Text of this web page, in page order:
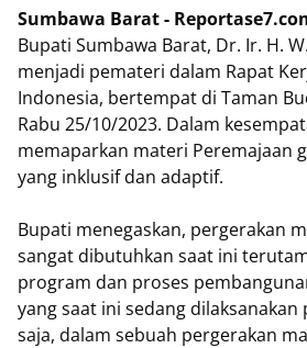
Sumbawa Barat -
Bupati Sumbawa Barat, Dr. Ir. H.
menjadi pemateri dalam Rapat
Indonesia, bertempat di Taman
Rabu 25/10/2023. Dalam
memaparkan materi Peremajaan
yang inklusif dan adaptif.
Bupati menegaskan, pergerakan
sangat dibutuhkan saat ini
program dan proses
yang saat ini sedang
saja, dalam sebuah pergerakan